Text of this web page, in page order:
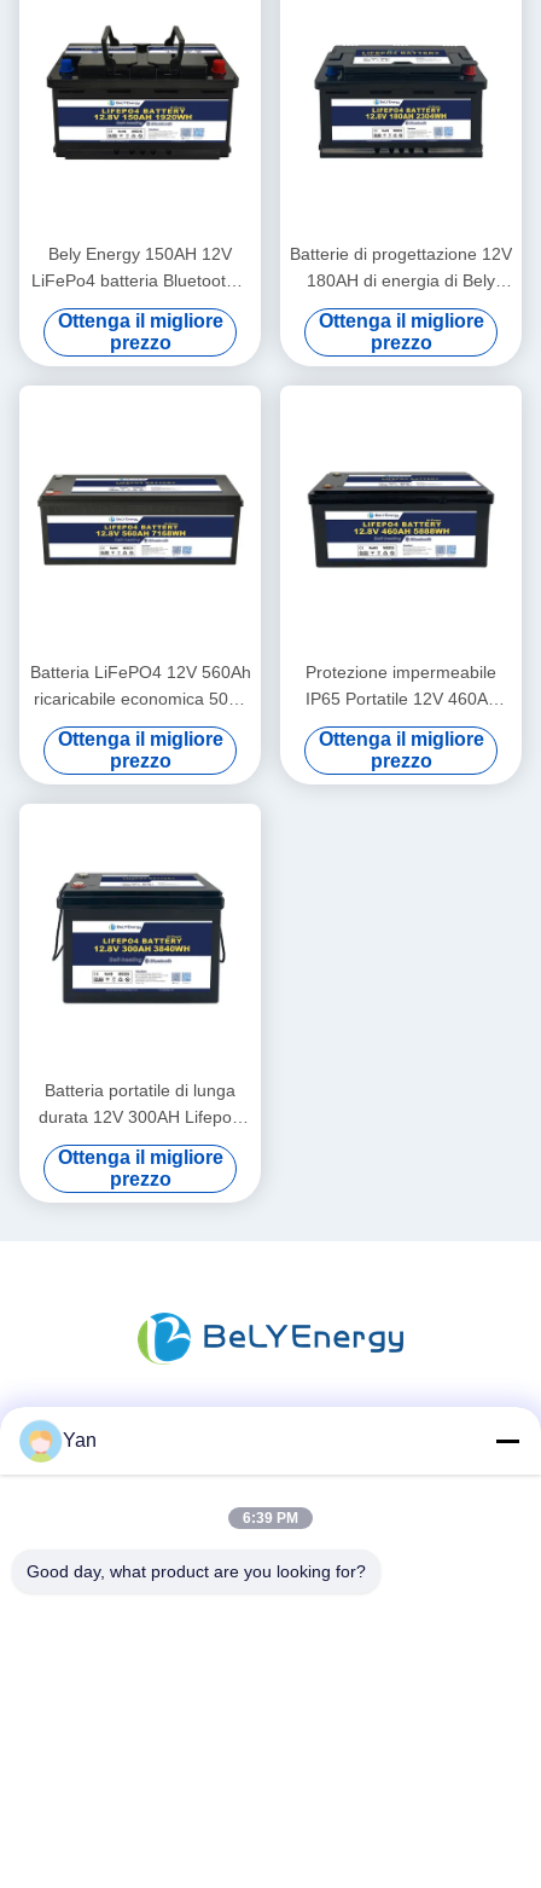
Bely Energy 150AH 12V
LiFePo4 batteria Bluetooth e
auto-riscaldamento per
Yachit Medical
Ottenga il migliore
prezzo
Batterie di progettazione 12V
180AH di energia di Bely
ultime per Bluetooth per la
stazione base rv di
immagazzinamento
dell'energia di UPS
Ottenga il migliore
prezzo
Batteria LiFePO4 12V 560Ah
ricaricabile economica 5000
cicli 12v Lifepo4 Battery
Pack
Ottenga il migliore
prezzo
Protezione impermeabile
IP65 Portatile 12V 460Ah
LiFePo4 Batteria di lunga
durata per camper
Ottenga il migliore
prezzo
Batteria portatile di lunga
durata 12V 300AH Lifepo4
Nuovo grado A Celle lunga
durata di ciclo
Ottenga il migliore
prezzo
Yan
6:39 PM
Good day, what product are you looking for?